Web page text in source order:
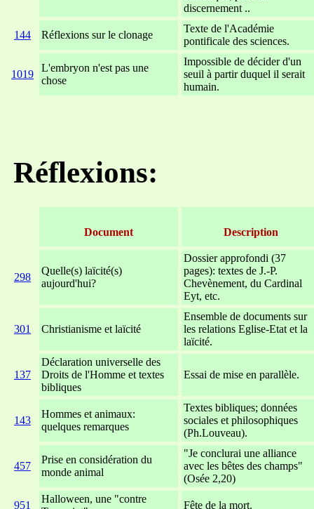
discernement ..
144 Réflexions sur le clonage
Texte de l'Académie
pontificale des sciences.
1019
L'embryon n'est pas une
chose
Impossible de décider d'un
seuil à partir duquel il serait
humain.
Réflexions:
Document Description
298
Quelle(s) laïcité(s)
aujourd'hui?
Dossier approfondi (37
pages): textes de J.-P.
Chevènement, du Cardinal
Eyt, etc.
301 Christianisme et laïcité
Ensemble de documents sur
les relations Eglise-Etat et la
laïcité.
137
Déclaration universelle des
Droits de l'Homme et textes
bibliques
Essai de mise en parallèle.
143
Hommes et animaux:
quelques remarques
Textes bibliques; données
sociales et philosophiques
(Ph.Louveau).
457
Prise en considération du
monde animal
"Je conclurai une alliance
avec les bêtes des champs"
(Osée 2,20)
951
Halloween, une "contre
Fête de la mort.